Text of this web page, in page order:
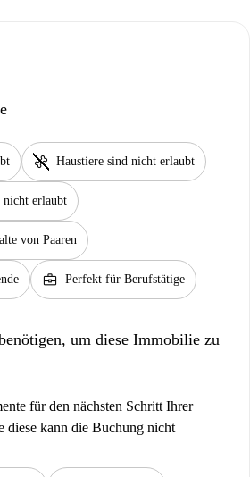
pet_supplies Haustiere sind nicht erlaubt
nicht erlaubt
von Paaren
business_center Perfekt für Berufstätige
um diese Immobilie zu
für den nächsten Schritt Ihrer
diese kann die Buchung nicht